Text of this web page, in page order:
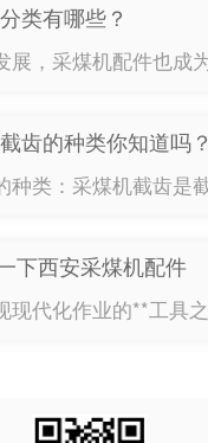
类有哪些？
齿的种类你知道吗？
下西安采煤机配件